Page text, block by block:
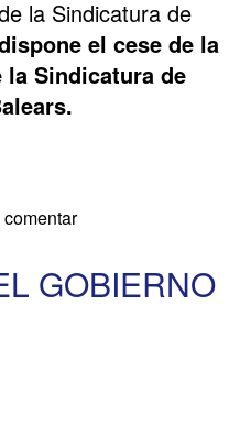
la Sindicatura de
el cese de la
la Sindicatura de
GOBIERNO